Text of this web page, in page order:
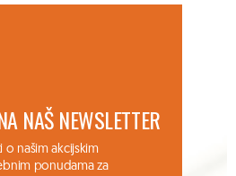
NAŠ NEWSLETTER
o našim akcijskim
ponudama za